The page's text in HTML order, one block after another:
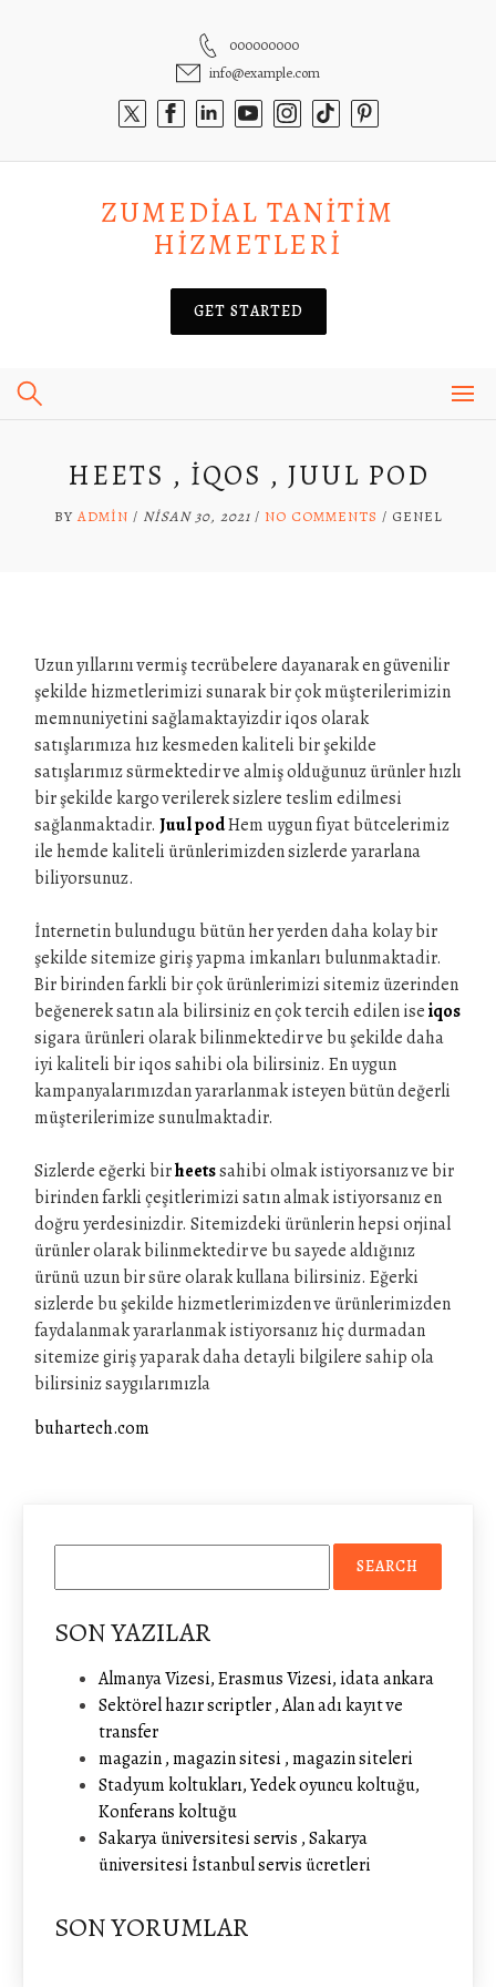
000000000
info@example.com
ZUMEDIAL TANITIM
HIZMETLERI
GET STARTED
HEETS , İQOS , JUUL POD
BY ADMIN / NISAN 30, 2021/ NO COMMENTS / GENEL
Uzun yıllarını vermiş tecrübelere dayanarak en güvenilir
şekilde hizmetlerimizi sunarak bir çok müşterilerimizin
memnuniyetini sağlamaktayizdir iqos olarak
satışlarımıza hız kesmeden kaliteli bir şekilde
satışlarımız sürmektedir ve almiş olduğunuz ürünler hızlı
bir şekilde kargo verilerek sizlere teslim edilmesi
sağlanmaktadir. Juul podHem uygun fiyat bütcelerimiz
ile hemde kaliteli ürünlerimizden sizlerde yararlana
biliyorsunuz.
İnternetin bulundugu bütün her yerden daha kolay bir
şekilde sitemize giriş yapma imkanları bulunmaktadir.
Bir birinden farkli bir çok ürünlerimizi sitemiz üzerinden
beğenerek satın ala bilirsiniz en çok tercih edilen iseiqos
sigara ürünleri olarak bilinmektedir ve bu şekilde daha
iyi kaliteli bir iqos sahibi ola bilirsiniz. En uygun
kampanyalarımızdan yararlanmak isteyen bütün değerli
müşterilerimize sunulmaktadir.
Sizlerde eğerki birheetssahibi olmak istiyorsanız ve bir
birinden farkli çeşitlerimizi satın almak istiyorsanız en
doğru yerdesinizdir. Sitemizdeki ürünlerin hepsi orjinal
ürünler olarak bilinmektedir ve bu sayede aldığınız
ürünü uzun bir süre olarak kullana bilirsiniz. Eğerki
sizlerde bu şekilde hizmetlerimizden ve ürünlerimizden
faydalanmak yararlanmak istiyorsanız hiç durmadan
sitemize giriş yaparak daha detayli bilgilere sahip ola
bilirsiniz saygılarımızla
buhartech.com
SON YAZILAR
Almanya Vizesi, Erasmus Vizesi, idata ankara
Sektörel hazır scriptler , Alan adı kayıt ve
transfer
magazin , magazin sitesi , magazin siteleri
Stadyum koltukları, Yedek oyuncu koltuğu,
Konferans koltuğu
Sakarya üniversitesi servis , Sakarya
üniversitesi İstanbul servis ücretleri
SON YORUMLAR